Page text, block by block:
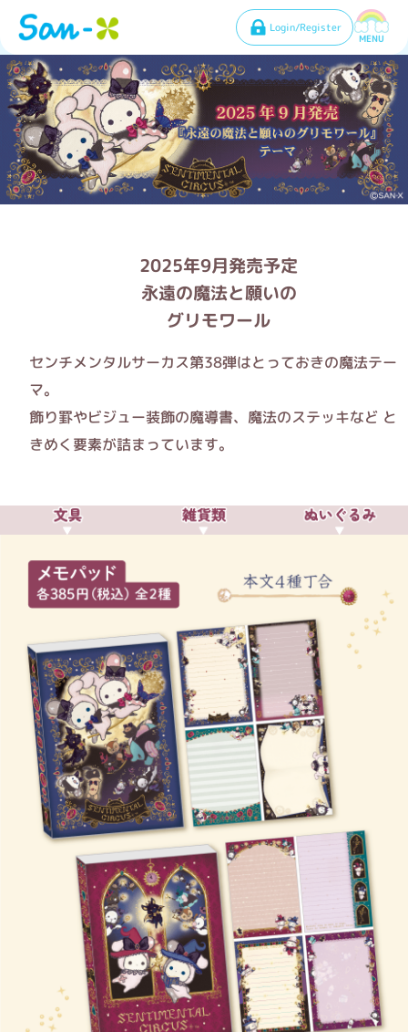
Login/Register
MENU
2025年9月発売予定
永遠の魔法と願いの
グリモワール
センチメンタルサーカス第38弾はとっておきの魔法テー
マ。
飾り罫やビジュー装飾の魔導書、魔法のステッキなど と
きめく要素が詰まっています。